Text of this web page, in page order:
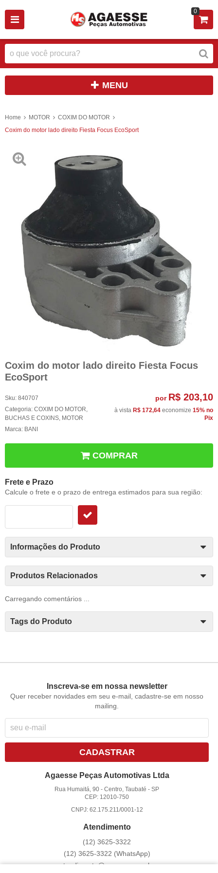
0
MENU
Home MOTOR
COXIM DO MOTOR
Coxim do motor lado direito Fiesta Focus EcoSport
Coxim do motor lado direito Fiesta Focus
EcoSport
Sku: 840707
Categoria: COXIM DO MOTOR,
BUCHAS E COXINS, MOTOR
Marca: BANI
por R$ 203,10
à vista R$ 172,64 economize 15% no
Pix
COMPRAR
Frete e Prazo
Calcule o frete e o prazo de entrega estimados para sua região:
Informações do Produto
Produtos Relacionados
Carregando comentários ...
Tags do Produto
Inscreva-se em nossa newsletter
Quer receber novidades em seu e-mail, cadastre-se em nosso
mailing.
CADASTRAR
Agaesse Peças Automotivas Ltda
Rua Humaitá, 90 -Centro, Taubaté -SP
CEP: 12010-750
CNPJ: 62.175.211/0001-12
Atendimento
(12) 3625-3322
(12) 3625-3322 (WhatsApp)
atendimento@agaesse.com.br